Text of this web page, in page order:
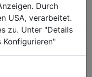
Durch
USA, verarbeitet.
zu. Unter "Details